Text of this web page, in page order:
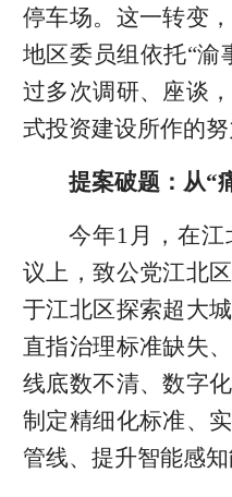
停车场。这一转变
地区委员组依托“渝
过多次调研、座谈
式投资建设所作的努
提案破题：从“
今年1月，在
议上，致公党江北
于江北区探索超大
直指治理标准缺失
线底数不清、数字
制定精细化标准、
管线、提升智能感知